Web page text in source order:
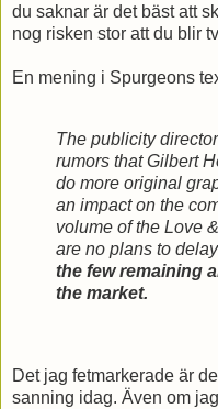
du saknar är det bäst att
nog risken stor att du blir
En mening i Spurgeons
The publicity
rumors that Gilbert
do more original
an impact on the
volume of the Love
are no plans to
the few remaining
the market.
Det jag fetmarkerade är
sanning idag. Även om